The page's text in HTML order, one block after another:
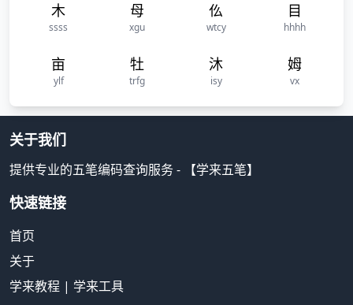
木
ssss
母
xgu
仫
wtcy
目
hhhh
亩
ylf
牡
trfg
沐
isy
姆
vx
关于我们
提供专业的五笔编码查询服务 - 【学来五笔】
快速链接
首页
关于
学来教程 | 学来工具